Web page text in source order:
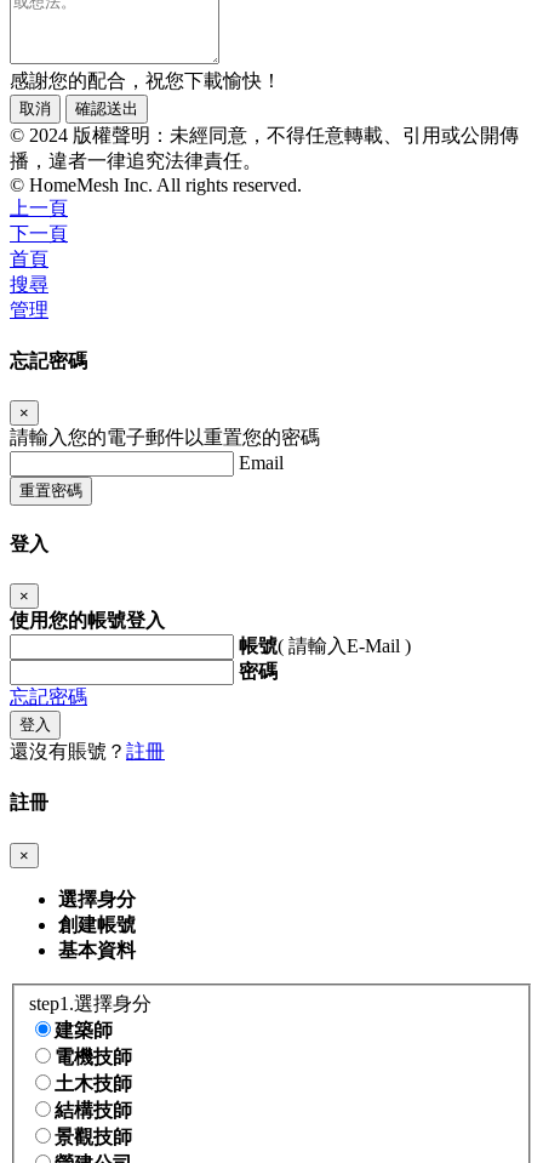
感謝您的配合，祝您下載愉快！
取消 確認送出
© 2024 版權聲明：未經同意，不得任意轉載、引用或公開傳
播，違者一律追究法律責任。
© HomeMesh Inc. All rights reserved.
上一頁
下一頁
首頁
搜尋
管理
忘記密碼
×
請輸入您的電子郵件以重置您的密碼
Email
重置密碼
登入
×
使用您的帳號登入
帳號( 請輸入E-Mail )
密碼
忘記密碼
登入
還沒有賬號？ 註冊
註冊
×
選擇身分
創建帳號
基本資料
step1.選擇身分
建築師
電機技師
土木技師
結構技師
景觀技師